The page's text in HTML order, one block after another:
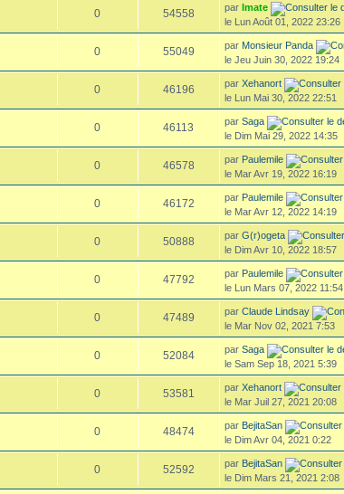
0 54558 par Imate
le Lun Août 01, 2022 23:26
0 55049 par Monsieur Panda
le Jeu Juin 30, 2022 19:24
0 46196 par Xehanort
le Lun Mai 30, 2022 22:51
0 46113 par Saga
le Dim Mai 29, 2022 14:35
0 46578 par Paulemile
le Mar Avr 19, 2022 16:19
0 46172 par Paulemile
le Mar Avr 12, 2022 14:19
0 50888 par G(r)ogeta
le Dim Avr 10, 2022 18:57
0 47792 par Paulemile
le Lun Mars 07, 2022 11:54
0 47489 par Claude Lindsay
le Mar Nov 02, 2021 7:53
0 52084 par Saga
le Sam Sep 18, 2021 5:39
0 53581 par Xehanort
le Mar Juil 27, 2021 20:08
0 48474 par BejitaSan
le Dim Avr 04, 2021 0:22
0 52592 par BejitaSan
le Dim Mars 21, 2021 2:08